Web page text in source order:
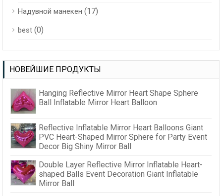
Надувной манекен (17)
best (0)
НОВЕЙШИЕ ПРОДУКТЫ
Hanging Reflective Mirror Heart Shape Sphere
Ball Inflatable Mirror Heart Balloon
Reflective Inflatable Mirror Heart Balloons Giant
PVC Heart-Shaped Mirror Sphere for Party Event
Decor Big Shiny Mirror Ball
Double Layer Reflective Mirror Inflatable Heart-
shaped Balls Event Decoration Giant Inflatable
Mirror Ball